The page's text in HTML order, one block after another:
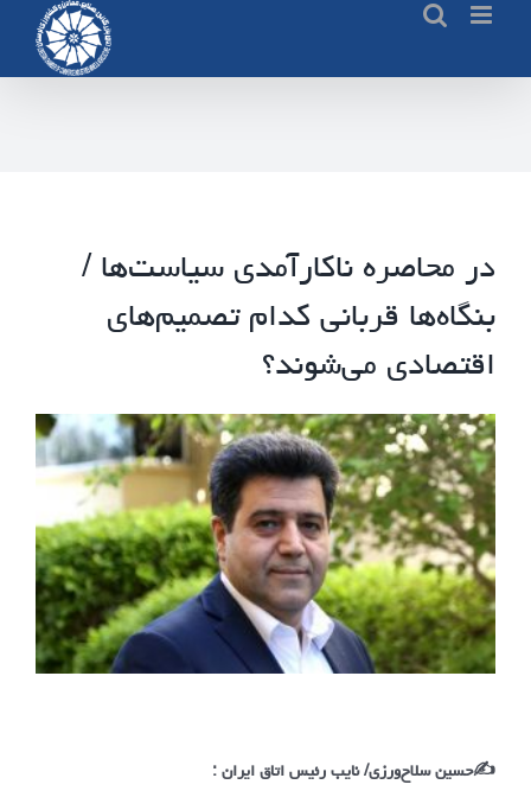
content
در محاصره ناکارآمدی سیاست‌ها /
بنگاه‌ها قربانی کدام تصمیم‌های
اقتصادی می‌شوند؟
✍️حسین سلاح‌ورزی/ نایب رئیس اتاق ایران :